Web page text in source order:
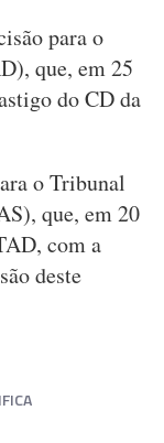
para o
que, em 25
do CD da
o Tribunal
que, em 20
com a
deste